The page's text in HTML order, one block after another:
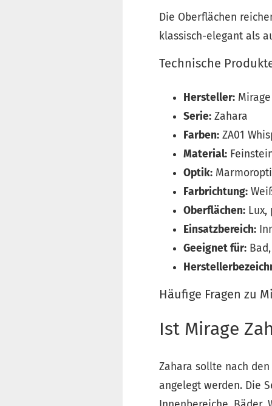
Die Oberflächen
klassisch-elegant als
Technische
Hersteller: Mirage
Serie: Zahara
Farben: ZA01
Material:
Optik:
Farbrichtung:
Oberflächen:
Einsatzbereich:
Geeignet für:
Häufige Fragen zu
Ist Mirage
Zahara sollte nach
angelegt werden. Die